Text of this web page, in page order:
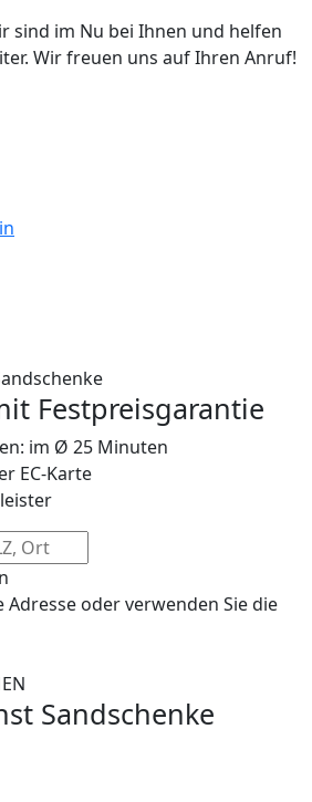
sind im Nu bei Ihnen und helfen
Wir freuen uns auf Ihren Anruf!
Festpreisgarantie
im Ø 25 Minuten
EC-Karte
Adresse oder verwenden Sie die
Sandschenke